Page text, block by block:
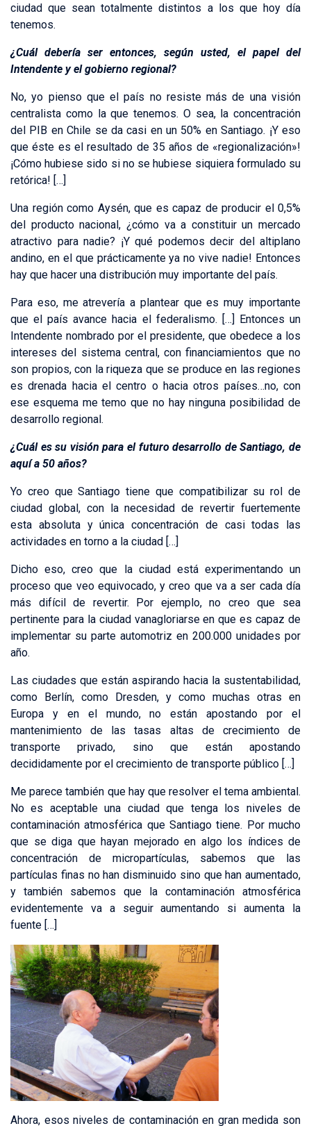
ciudad que sean totalmente distintos a los que hoy día
tenemos.
¿Cuál debería ser entonces, según usted, el papel del
Intendente y el gobierno regional?
No, yo pienso que el país no resiste más de una visión
centralista como la que tenemos. O sea, la concentración
del PIB en Chile se da casi en un 50% en Santiago. ¡Y eso
que éste es el resultado de 35 años de «regionalización»!
¡Cómo hubiese sido si no se hubiese siquiera formulado su
retórica! […]
Una región como Aysén, que es capaz de producir el 0,5%
del producto nacional, ¿cómo va a constituir un mercado
atractivo para nadie? ¡Y qué podemos decir del altiplano
andino, en el que prácticamente ya no vive nadie! Entonces
hay que hacer una distribución muy importante del país.
Para eso, me atrevería a plantear que es muy importante
que el país avance hacia el federalismo. […] Entonces un
Intendente nombrado por el presidente, que obedece a los
intereses del sistema central, con financiamientos que no
son propios, con la riqueza que se produce en las regiones
es drenada hacia el centro o hacia otros países…no, con
ese esquema me temo que no hay ninguna posibilidad de
desarrollo regional.
¿Cuál es su visión para el futuro desarrollo de Santiago, de
aquí a 50 años?
Yo creo que Santiago tiene que compatibilizar su rol de
ciudad global, con la necesidad de revertir fuertemente
esta absoluta y única concentración de casi todas las
actividades en torno a la ciudad […]
Dicho eso, creo que la ciudad está experimentando un
proceso que veo equivocado, y creo que va a ser cada día
más difícil de revertir. Por ejemplo, no creo que sea
pertinente para la ciudad vanagloriarse en que es capaz de
implementar su parte automotriz en 200.000 unidades por
año.
Las ciudades que están aspirando hacia la sustentabilidad,
como Berlín, como Dresden, y como muchas otras en
Europa y en el mundo, no están apostando por el
mantenimiento de las tasas altas de crecimiento de
transporte privado, sino que están apostando
decididamente por el crecimiento de transporte público […]
Me parece también que hay que resolver el tema ambiental.
No es aceptable una ciudad que tenga los niveles de
contaminación atmosférica que Santiago tiene. Por mucho
que se diga que hayan mejorado en algo los índices de
concentración de micropartículas, sabemos que las
partículas finas no han disminuido sino que han aumentado,
y también sabemos que la contaminación atmosférica
evidentemente va a seguir aumentando si aumenta la
fuente […]
Ahora, esos niveles de contaminación en gran medida son